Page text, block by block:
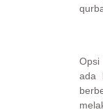
Opsi
ada